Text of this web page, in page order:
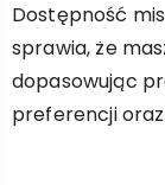
Dostępność
sprawia, że
dopasowując
preferencji